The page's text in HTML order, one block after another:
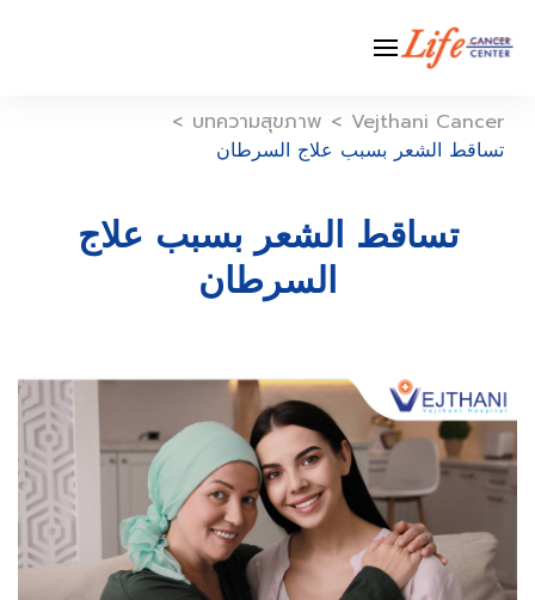
content
Vejthani Cancer
>
บทความสุขภาพ
>
تساقط الشعر بسبب علاج السرطان
تساقط الشعر بسبب علاج
السرطان